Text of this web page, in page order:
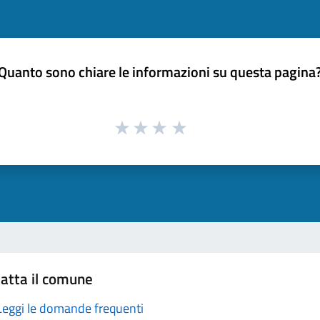
sono chiare le informazioni su questa
il comune
le domande frequenti